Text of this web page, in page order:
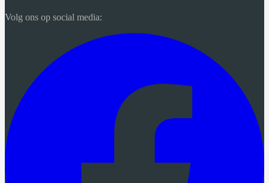
Volg ons op social media: